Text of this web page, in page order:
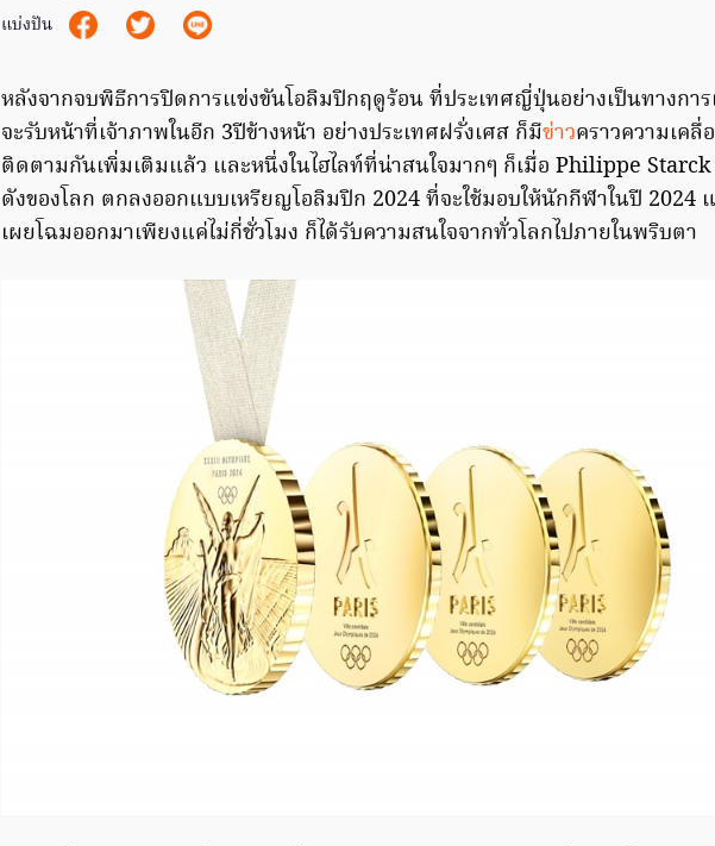
แบ่งปัน
หลังจากจบพิธีการปิดการแข่งขันโอลิมปิกฤดูร้อน ที่ประเทศญี่ปุ่นอย่างเป็นทางกา
จะรับหน้าที่เจ้าภาพในอีก 3ปีข้างหน้า อย่างประเทศฝรั่งเศส ก็มีข่าวคราวความเคลื่
ติดตามกันเพิ่มเติมแล้ว และหนึ่งในไฮไลท์ที่น่าสนใจมากๆ ก็เมื่อ Philippe
ดังของโลก ตกลงออกแบบเหรียญโอลิมปิก 2024 ที่จะใช้มอบให้นักกีฬาในปี 2024
เผยโฉมออกมาเพียงแค่ไม่กี่ชั่วโมง ก็ได้รับความสนใจจากทั่วโลกไปภายในพริบตา